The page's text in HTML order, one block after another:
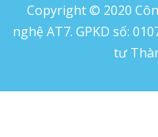
Copyright © 2020
nghệ AT7. GPKD số:
tư